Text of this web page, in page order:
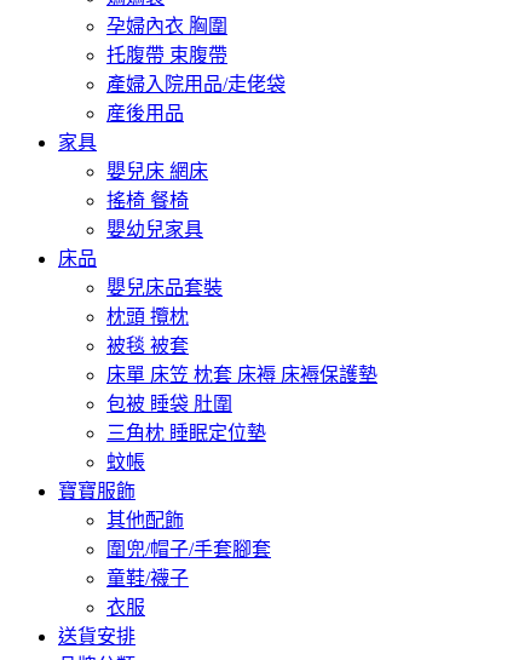
孕婦內衣 胸圍
托腹帶 束腹帶
產婦入院用品/走佬袋
産後用品
家具
嬰兒床 網床
搖椅 餐椅
嬰幼兒家具
床品
嬰兒床品套裝
枕頭 攬枕
被毯 被套
床單 床笠 枕套 床褥 床褥保護墊
包被 睡袋 肚圍
三角枕 睡眠定位墊
蚊帳
寶寶服飾
其他配飾
圍兜/帽子/手套腳套
童鞋/襪子
衣服
送貨安排